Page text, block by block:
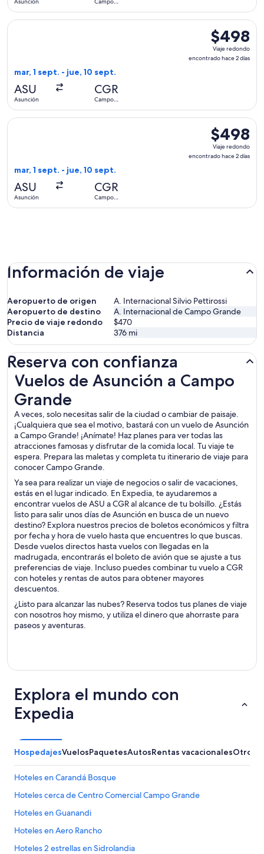
$498
Viaje
redondo,
$498
Viaje redondo
encontrado hace 2 días
mar, 1 sept. - jue, 10 sept.
ASU
Asunción
CGR
Campo
Seleccionar vuelo de GOL Linhas Aereas S.A., con salida
$498
Viaje
redondo,
$498
Viaje redondo
encontrado hace 2 días
mar, 1 sept. - jue, 10 sept.
ASU
Asunción
CGR
Campo
Seleccionar vuelo de LATAM Airlines Group, con salida el
Información de viaje
Aeropuerto de origen
A. Internacional Silvio Pettirossi
Aeropuerto de destino
A. Internacional de Campo Grande
Precio de viaje redondo
$470
Distancia
376 mi
Reserva con confianza
Vuelos de Asunción a Campo
Grande
A veces, solo necesitas salir de la ciudad o cambiar de paisaje.
¡Cualquiera que sea el motivo, bastará con un vuelo de Asunción
a Campo Grande! ¡Anímate! Haz planes para ver todas las
atracciones famosas y disfrutar de la comida local. Tu viaje te
espera. Prepara las maletas y completa tu itinerario de viaje para
conocer Campo Grande.
Ya sea para realizar un viaje de negocios o salir de vacaciones,
estás en el lugar indicado. En Expedia, te ayudaremos a
encontrar vuelos de ASU a CGR al alcance de tu bolsillo. ¿Estás
listo para salir unos días de Asunción en busca de un nuevo
destino? Explora nuestros precios de boletos económicos y filtra
por fecha y hora de vuelo hasta que encuentres lo que buscas.
Desde vuelos directos hasta vuelos con llegadas en la
madrugada, encontrarás el boleto de avión que se ajuste a tus
preferencias de viaje. Incluso puedes combinar tu vuelo a CGR
con hoteles y rentas de autos para obtener mayores
descuentos.
¿Listo para alcanzar las nubes? Reserva todos tus planes de viaje
con nosotros hoy mismo, y utiliza el dinero que ahorraste para
paseos y aventuras.
Vuelos de Asunción a Campo Grande
Explora el mundo con
Expedia
HospedajesVuelosPaquetesAutosRentas vacacionalesOtros
Hoteles en Carandá Bosque
Hoteles cerca de Centro Comercial Campo Grande
Hoteles en Guanandi
Hoteles en Aero Rancho
Hoteles 2 estrellas en Sidrolandia